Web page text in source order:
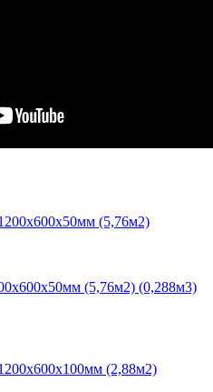
(5,76м2) (0,288м3)